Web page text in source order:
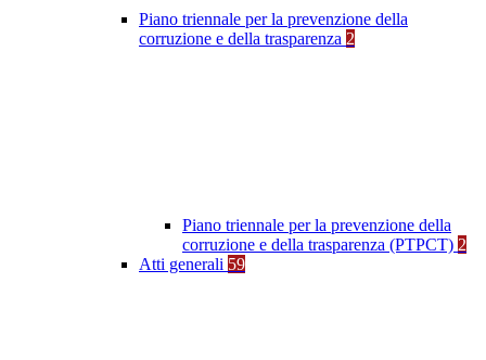
Piano triennale per la prevenzione della
corruzione e della trasparenza 2
Piano triennale per la prevenzione della
corruzione e della trasparenza (PTPCT) 2
Atti generali 59